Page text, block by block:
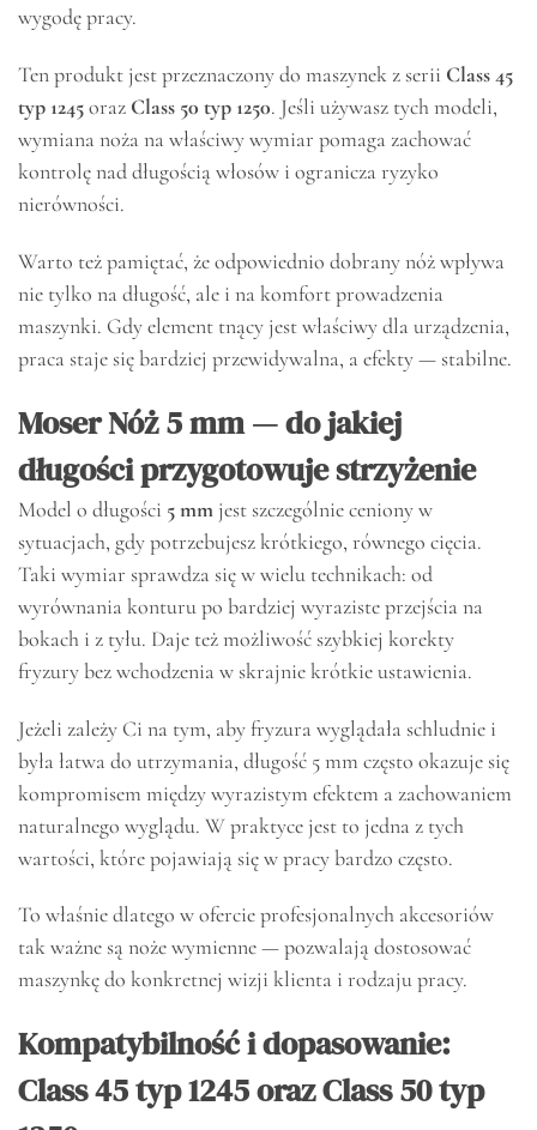
wygodę pracy.
Ten produkt jest przeznaczony do maszynek z serii Class 45
typ 1245oraz Class 50 typ 1250. Jeśli używasz tych modeli,
wymiana noża na właściwy wymiar pomaga zachować
kontrolę nad długością włosów i ogranicza ryzyko
nierówności.
Warto też pamiętać, że odpowiednio dobrany nóż wpływa
nie tylko na długość, ale i na komfort prowadzenia
maszynki. Gdy element tnący jest właściwy dla urządzenia,
praca staje się bardziej przewidywalna, a efekty — stabilne.
Moser Nóż 5 mm — do jakiej
długości przygotowuje strzyżenie
Model o długości 5 mm jest szczególnie ceniony w
sytuacjach, gdy potrzebujesz krótkiego, równego cięcia.
Taki wymiar sprawdza się w wielu technikach: od
wyrównania konturu po bardziej wyraziste przejścia na
bokach i z tyłu. Daje też możliwość szybkiej korekty
fryzury bez wchodzenia w skrajnie krótkie ustawienia.
Jeżeli zależy Ci na tym, aby fryzura wyglądała schludnie i
była łatwa do utrzymania, długość 5 mm często okazuje się
kompromisem między wyrazistym efektem a zachowaniem
naturalnego wyglądu. W praktyce jest to jedna z tych
wartości, które pojawiają się w pracy bardzo często.
To właśnie dlatego w ofercie profesjonalnych akcesoriów
tak ważne są noże wymienne — pozwalają dostosować
maszynkę do konkretnej wizji klienta i rodzaju pracy.
Kompatybilność i dopasowanie:
Class 45 typ 1245 oraz Class 50 typ